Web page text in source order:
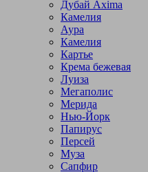
Дубай Axima
Камелия
Аура
Камелия
Картье
Крема бежевая
Луиза
Мегаполис
Мерида
Нью-Йорк
Папирус
Персей
Муза
Сапфир